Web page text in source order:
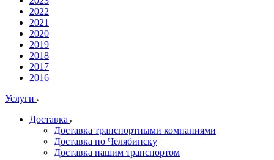
2022
2021
2020
2019
2018
2017
2016
Услуги
Доставка
Доставка транспортными компаниями
Доставка по Челябинску
Доставка нашим транспортом